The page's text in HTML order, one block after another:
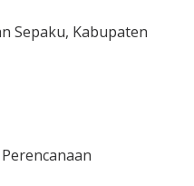
Sepaku, Kabupaten